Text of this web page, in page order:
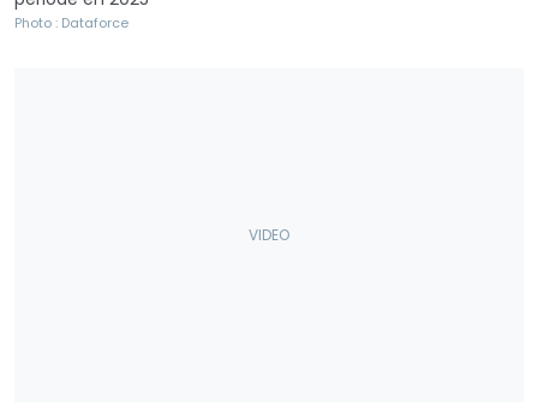
Photo : Dataforce